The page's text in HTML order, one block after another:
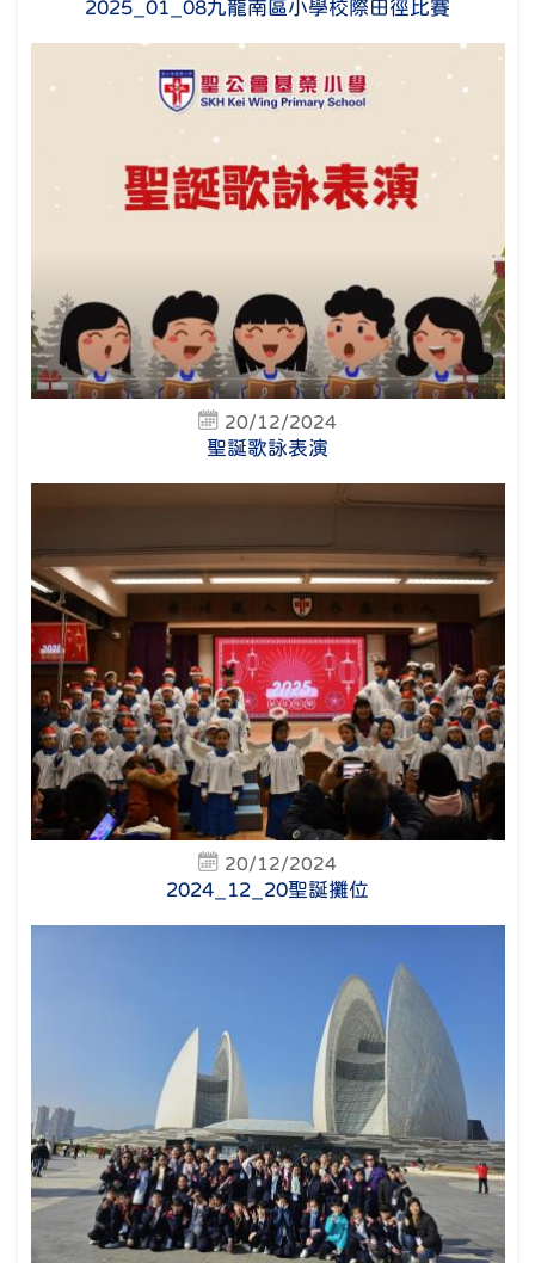
2025_01_08九龍南區小學校際田徑比賽
20/12/2024
聖誕歌詠表演
20/12/2024
2024_12_20聖誕攤位